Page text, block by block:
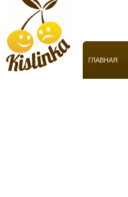
Armand Basi
Armani
Atelier Flou
Automobili Lamborghini
ГЛАВНАЯ